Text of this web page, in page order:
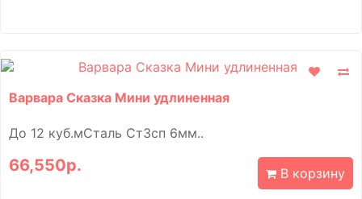
Варвара Сказка Мини удлиненная
До 12 куб.мСталь Ст3сп 6мм..
66,550р. В корзину